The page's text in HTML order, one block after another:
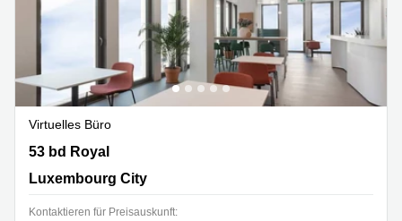
Virtuelles Büro
53 bd Royal, Luxembourg City
53 bd Royal
Luxembourg City
Kontaktieren für Preisauskunft: